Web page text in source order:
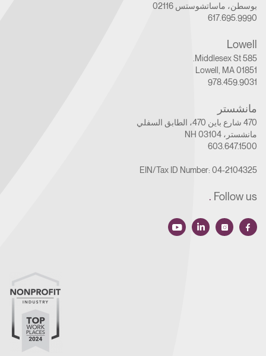
بوسطن، ماساتشوستس 02116
617.695.9990
Lowell
585 Middlesex St.
Lowell, MA 01851
978.459.9031
مانشستر
470 شارع باين 470، الطابق السفلي
مانشستر، NH 03104
603.647.1500
EIN/Tax ID Number: 04-2104325
Follow us
.